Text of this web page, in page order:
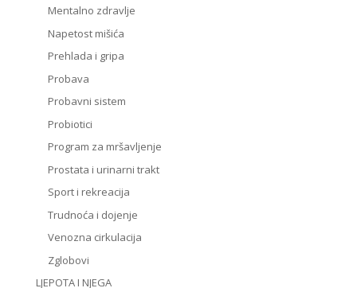
Mentalno zdravlje
Napetost mišića
Prehlada i gripa
Probava
Probavni sistem
Probiotici
Program za mršavljenje
Prostata i urinarni trakt
Sport i rekreacija
Trudnoća i dojenje
Venozna cirkulacija
Zglobovi
LJEPOTA I NJEGA